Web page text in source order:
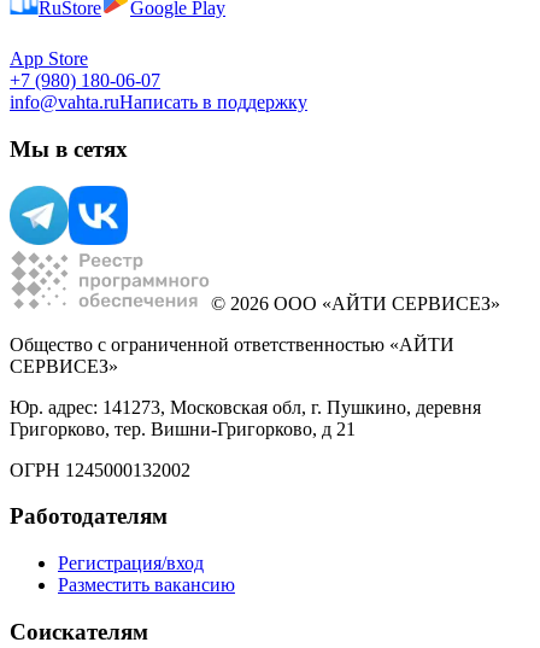
RuStore Google Play
App Store
+7 (980) 180-06-07
info@vahta.ruНаписать в поддержку
Мы в сетях
© 2026 ООО «АЙТИ СЕРВИСЕЗ»
Общество с ограниченной ответственностью «АЙТИ
СЕРВИСЕЗ»
Юр. адрес: 141273, Московская обл, г. Пушкино, деревня
Григорково, тер. Вишни-Григорково, д 21
ОГРН 1245000132002
Работодателям
Регистрация/вход
Разместить вакансию
Соискателям